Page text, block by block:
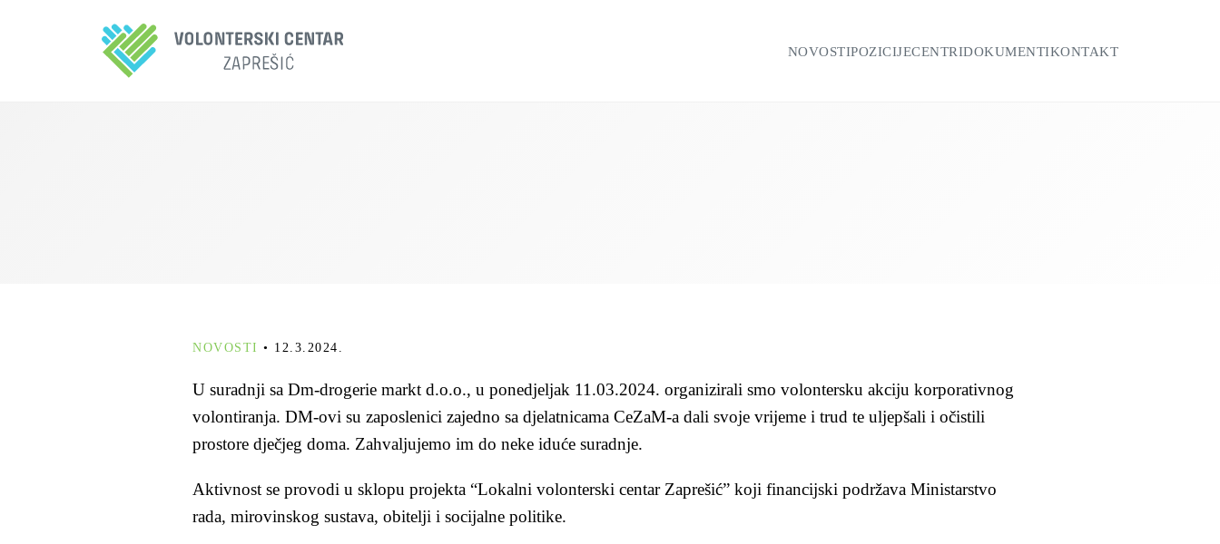
NOVOSTIPOZICIJECENTRIDOKUMENTIKONTAKT
NOVOSTI • 12.3.2024.
U suradnji sa Dm-drogerie markt d.o.o., u ponedjeljak 11.03.2024. organizirali smo volontersku akciju korporativnog
volontiranja. DM-ovi su zaposlenici zajedno sa djelatnicama CeZaM-a dali svoje vrijeme i trud te uljepšali i očistili
prostore dječjeg doma. Zahvaljujemo im do neke iduće suradnje.
Aktivnost se provodi u sklopu projekta “Lokalni volonterski centar Zaprešić” koji financijski podržava Ministarstvo
rada, mirovinskog sustava, obitelji i socijalne politike.